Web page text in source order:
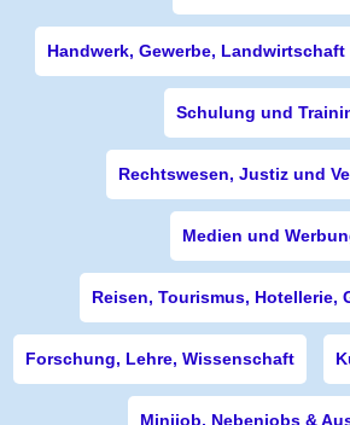
Handwerk, Gewerbe, Landwirtschaft
Schulung und
Rechtswesen, Justiz und
Medien und
Reisen, Tourismus, Hotellerie,
Forschung, Lehre, Wissenschaft
Minijob, Nebenjobs &